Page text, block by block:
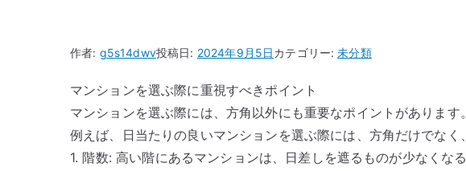
作者: g5s14dwv投稿日: 2024年9月5日カテゴリー:未分類
マンションを選ぶ際に重視すべきポイント
マンションを選ぶ際には、方角以外にも重要なポイントがあります。
例えば、日当たりの良いマンションを選ぶ際には、方角だけでなく
1. 階数: 高い階にあるマンションは、日差しを遮るものが少なくな